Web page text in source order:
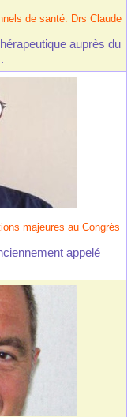
de santé. Drs Claude
auprès du
majeures au Congrès
appelé